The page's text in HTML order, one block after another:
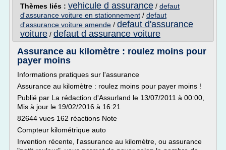
Thèmes liés : vehicule d assurance / defaut
d'assurance voiture en stationnement / defaut
d'assurance voiture amende / defaut d'assurance
voiture / defaut d assurance voiture
Assurance au kilomètre : roulez moins pour
payer moins
Informations pratiques sur l'assurance
Assurance au kilomètre : roulez moins pour payer moins !
Publié par La rédaction d'Assurland le 13/07/2011 à 00:00,
Mis à jour le 19/02/2016 à 16:21
82644 vues 162 réactions Note
Compteur kilométrique auto
Invention récente, l'assurance au kilomètre, ou assurance